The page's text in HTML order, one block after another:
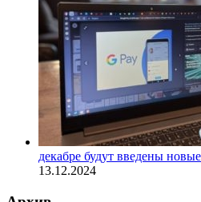
декабре будут введены
13.12.2024